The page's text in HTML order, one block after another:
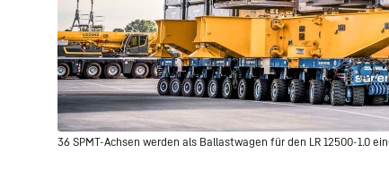
36 SPMT-Achsen werden als Ballastwagen für den LR 12500-1.0